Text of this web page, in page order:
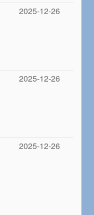
2025-12-26
2025-12-26
2025-12-26